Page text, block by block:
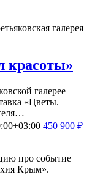
галерея
красоты»
галерее
«Цветы.
450 900 ₽
про событие
Крым».